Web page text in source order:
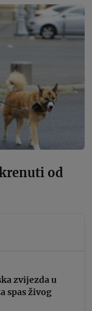
od
zvijezda u
spas živog